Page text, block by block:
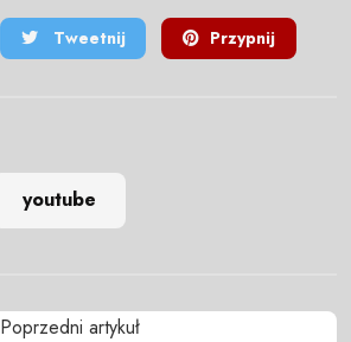
Tweetnij Przypnij
youtube
Poprzedni artykuł